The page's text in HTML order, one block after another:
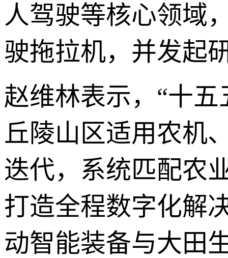
人驾驶等核心领域
驶拖拉机，并发起
赵维林表示，“十
丘陵山区适用农机
迭代，系统匹配农
打造全程数字化解
动智能装备与大田